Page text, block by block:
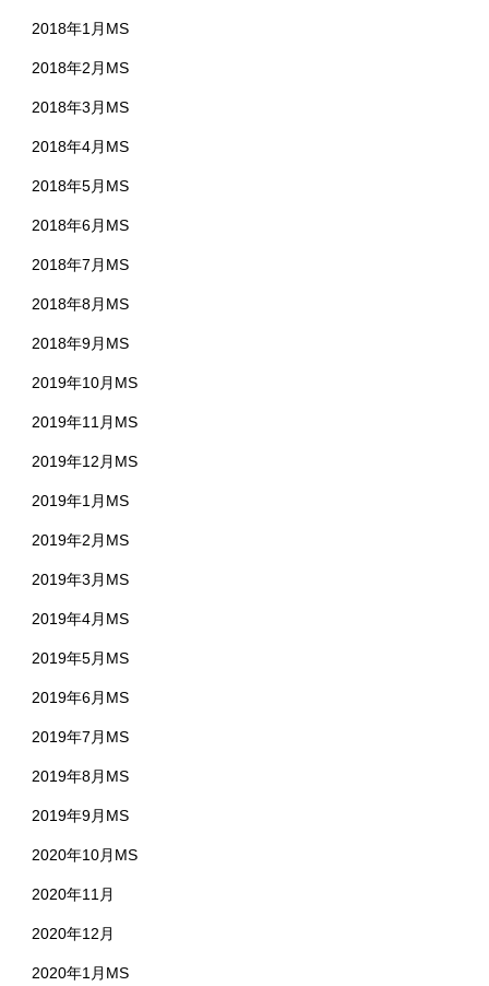
2018年1月MS
2018年2月MS
2018年3月MS
2018年4月MS
2018年5月MS
2018年6月MS
2018年7月MS
2018年8月MS
2018年9月MS
2019年10月MS
2019年11月MS
2019年12月MS
2019年1月MS
2019年2月MS
2019年3月MS
2019年4月MS
2019年5月MS
2019年6月MS
2019年7月MS
2019年8月MS
2019年9月MS
2020年10月MS
2020年11月
2020年12月
2020年1月MS